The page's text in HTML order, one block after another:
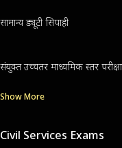
सामान्य ड्यूटी सिपाही
संयुक्त उच्चतर माध्यमिक स्तर परीक्षा
Show More
Civil Services Exams